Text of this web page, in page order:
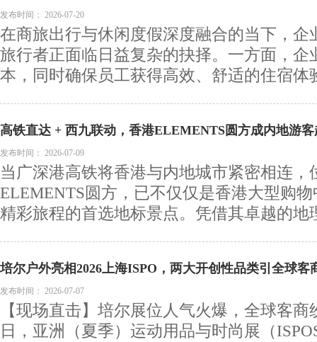
发布时间： 2026-07-20
在商旅出行与休闲度假深度融合的当下，企
旅行者正面临日益复杂的抉择。一方面，企
本，同时确保员工获得高效、舒适的住宿体
高铁直达 + 西九联动，香港ELEMENTS圆方成内地游
发布时间： 2026-07-09
当广深港高铁将香港与内地城市紧密相连，
ELEMENTS圆方，已不仅仅是香港大型购
精彩旅程的首选地标景点。凭借其卓越的地
培尔户外亮相2026上海ISPO，两大开创性品类引全球客
发布时间： 2026-07-07
【现场直击】培尔展位人气火爆，全球客商
日，亚洲（夏季）运动用品与时尚展（